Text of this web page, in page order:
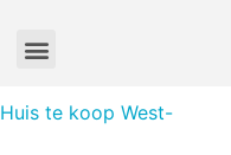
Huis te koop West-